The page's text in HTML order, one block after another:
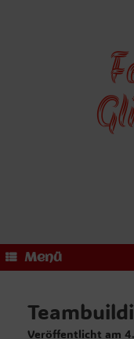
Menü
Veröffentlicht am